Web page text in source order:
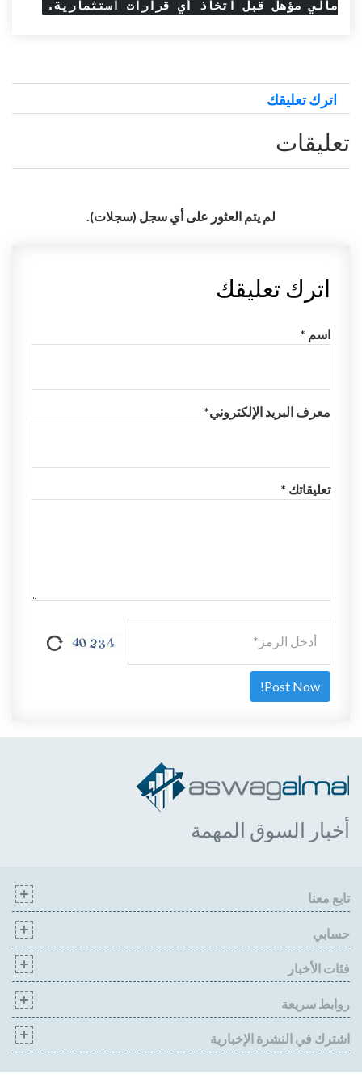
مالي مؤهل قبل اتخاذ أي قرارات استثمارية.
اترك تعليقك
تعليقات
لم يتم العثور على أي سجل (سجلات).
اترك تعليقك
اسم *
معرف البريد الإلكتروني*
تعليقاتك *
أخبار السوق المهمة
تابع معنا
حسابي
فئات الأخبار
روابط سريعة
اشترك في النشرة الإخبارية